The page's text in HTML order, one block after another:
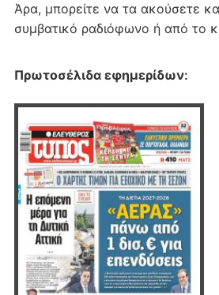
Άρα, μπορείτε να τα ακούσετε
συμβατικό ραδιόφωνο ή από το
Πρωτοσέλιδα εφημερίδων: